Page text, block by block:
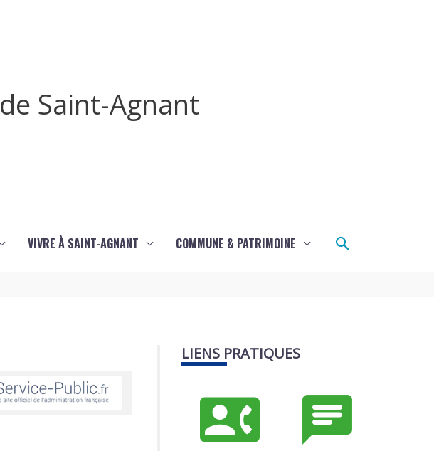
Saint-Agnant
VIVRE À SAINT-AGNANT COMMUNE & PATRIMOINE Rechercher
LIENS PRATIQUES